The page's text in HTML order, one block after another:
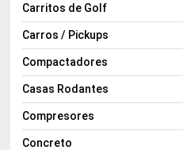
Carritos de Golf
Carros / Pickups
Compactadores
Casas Rodantes
Compresores
Concreto